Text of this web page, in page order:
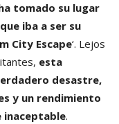
tomado su lugar
iba a ser su
City Escape‘. Lejos
esta
desastre,
y un rendimiento
inaceptable.